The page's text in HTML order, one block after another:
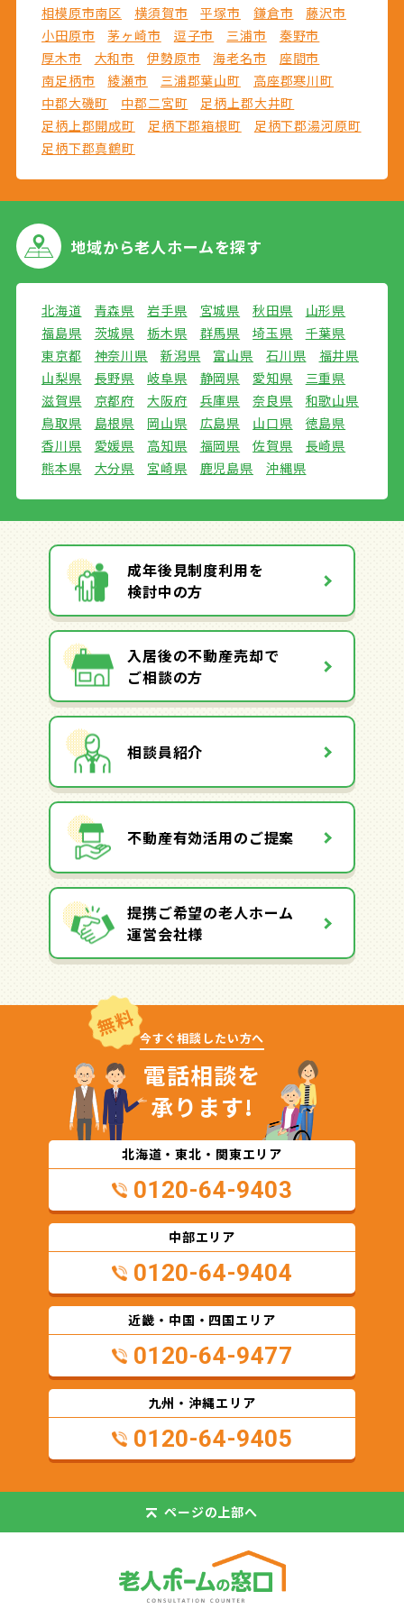
相模原市南区
横須賀市 平塚市 鎌倉市
藤沢市
小田原市
茅ヶ崎市 逗子市 三浦市
秦野市
厚木市
大和市 伊勢原市 海老名市
座間市
南足柄市
綾瀬市 三浦郡葉山町
高座郡寒川町
中郡大磯町
中郡二宮町
足柄上郡大井町
足柄上郡開成町
足柄下郡箱根町
足柄下郡湯河原町
足柄下郡真鶴町
地域から老人ホームを探す
北海道 青森県 岩手県 宮城県 秋田県
山形県
福島県
茨城県 栃木県 群馬県 埼玉県
千葉県
東京都
神奈川県 新潟県 富山県 石川県
福井県
山梨県
長野県 岐阜県 静岡県 愛知県
三重県
滋賀県
京都府 大阪府 兵庫県 奈良県
和歌山県
鳥取県
島根県 岡山県 広島県 山口県
徳島県
香川県
愛媛県 高知県 福岡県 佐賀県
長崎県
熊本県
大分県 宮崎県 鹿児島県 沖縄県
成年後見制度利用を
検討中の方
入居後の不動産売却で
ご相談の方
相談員紹介
不動産有効活用のご提案
提携ご希望の老人ホーム
運営会社様
無料 今すぐ相談したい方へ
電話相談を
承ります!
北海道・東北・関東エリア
0120-64-9403
中部エリア
0120-64-9404
近畿・中国・四国エリア
0120-64-9477
九州・沖縄エリア
0120-64-9405
ページの 上部へ